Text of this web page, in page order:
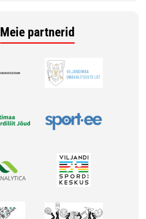
Meie partnerid